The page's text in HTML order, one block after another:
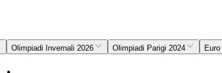
Olimpiadi Invernali 2026 Olimpiadi Parigi 2024